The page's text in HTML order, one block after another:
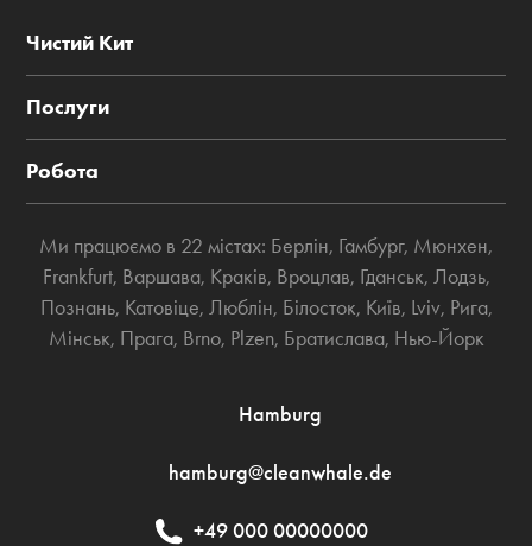
Чистий Кит
Послуги
Робота
Ми працюємо в 22 містах: Берлін, Гамбург, Мюнхен,
Frankfurt, Варшава, Краків, Вроцлав, Гданськ, Лодзь,
Познань, Катовіце, Люблін, Білосток, Київ, Lviv, Рига,
Мінськ, Прага, Brno, Plzen, Братислава, Нью-Йорк
Hamburg
hamburg@cleanwhale.de
+49 000 00000000